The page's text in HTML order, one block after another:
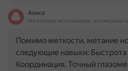
Алиса
На основе источников, возможны
Помимо меткости, метание
следующие навыки: Быстрота
Координация. Точный